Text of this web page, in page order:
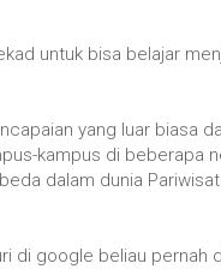
untuk bisa belajar
yang luar biasa
kampus di beberapa
dalam dunia
di google beliau